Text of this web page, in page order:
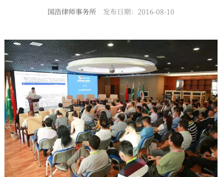
国浩律师事务所 发布日期：2016-08-10